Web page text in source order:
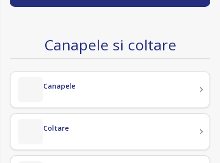
Canapele si coltare
Canapele
Coltare